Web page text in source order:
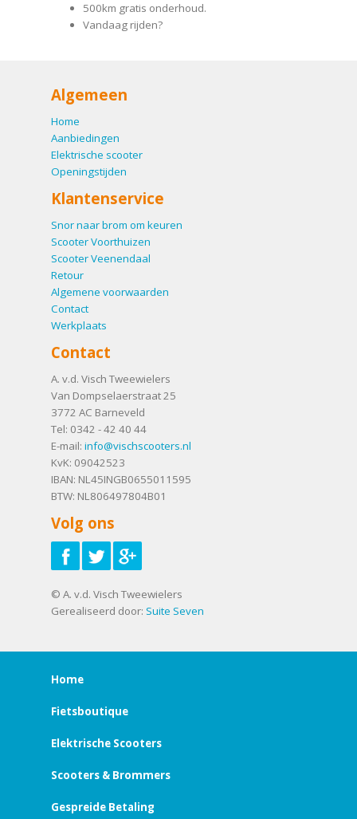
500km gratis onderhoud.
Vandaag rijden?
Algemeen
Home
Aanbiedingen
Elektrische scooter
Openingstijden
Klantenservice
Snor naar brom om keuren
Scooter Voorthuizen
Scooter Veenendaal
Retour
Algemene voorwaarden
Contact
Werkplaats
Contact
A. v.d. Visch Tweewielers
Van Dompselaerstraat 25
3772 AC Barneveld
Tel: 0342 - 42 40 44
E-mail: info@vischscooters.nl
KvK: 09042523
IBAN: NL45INGB0655011595
BTW: NL806497804B01
Volg ons
© A. v.d. Visch Tweewielers
Gerealiseerd door: Suite Seven
Home
Fietsboutique
Elektrische Scooters
Scooters & Brommers
Gespreide Betaling